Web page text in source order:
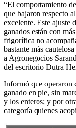
“El comportamiento
que bajaron respecto
excelente. Este ajuste
ganados están con
frigorífica no
bastante más
a Agronegocios
del escritorio Dutra
Informó que operaron
ganado en pie, sin
y los enteros; y por
categoría quienes